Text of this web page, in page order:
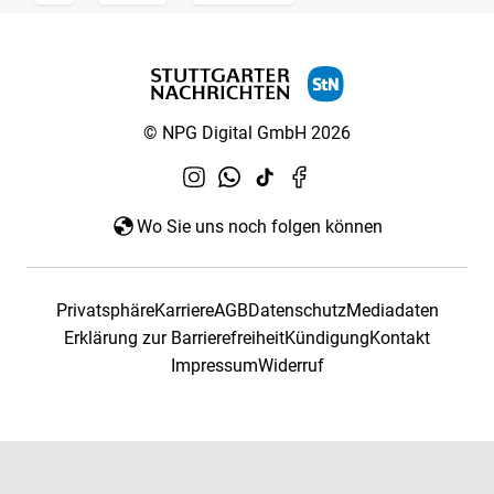
© NPG Digital GmbH 2026
Wo Sie uns noch folgen können
PrivatsphäreKarriereAGBDatenschutzMediadaten
Erklärung zur BarrierefreiheitKündigungKontakt
ImpressumWiderruf